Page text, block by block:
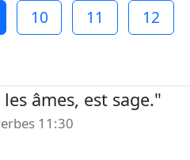
10 11
12
âmes, est sage."
11:30